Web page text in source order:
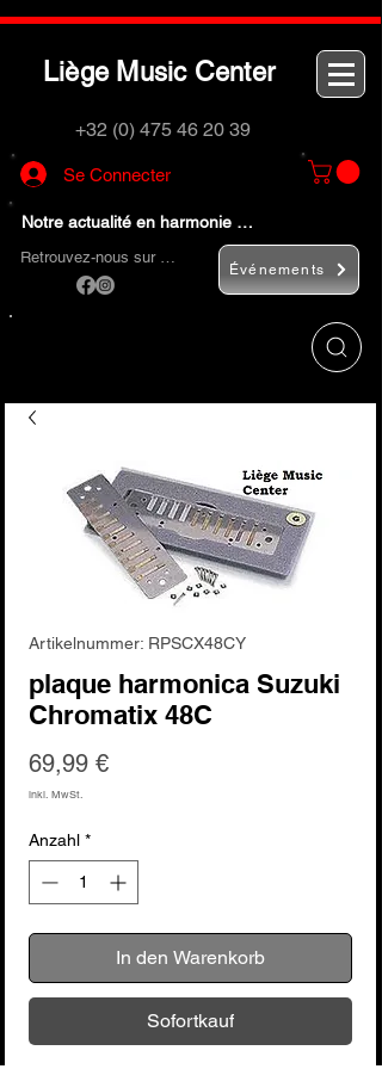
Liège M usic Center
+32 (0) 475 46 20 39
Se Connecter
Notre actualité en harmonie …
Retrouvez-nous sur …
Événements
Artikelnummer: RPSCX48CY
plaque harmonica Suzuki
Chromatix 48C
69,99 €Preis
inkl. MwSt.
Anzahl *
In den Warenkorb
Sofortkauf